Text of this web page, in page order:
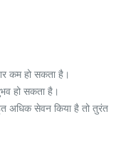
कम हो सकता है।
हो सकता है।
अधिक सेवन किया है तो तुरंत